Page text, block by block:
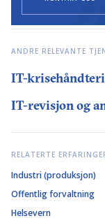
ANDRE RELEVANTE
IT-
IT-revisjon og
RELATERTE
Industri (produksjon)
Offentlig forvaltning
Helsevern